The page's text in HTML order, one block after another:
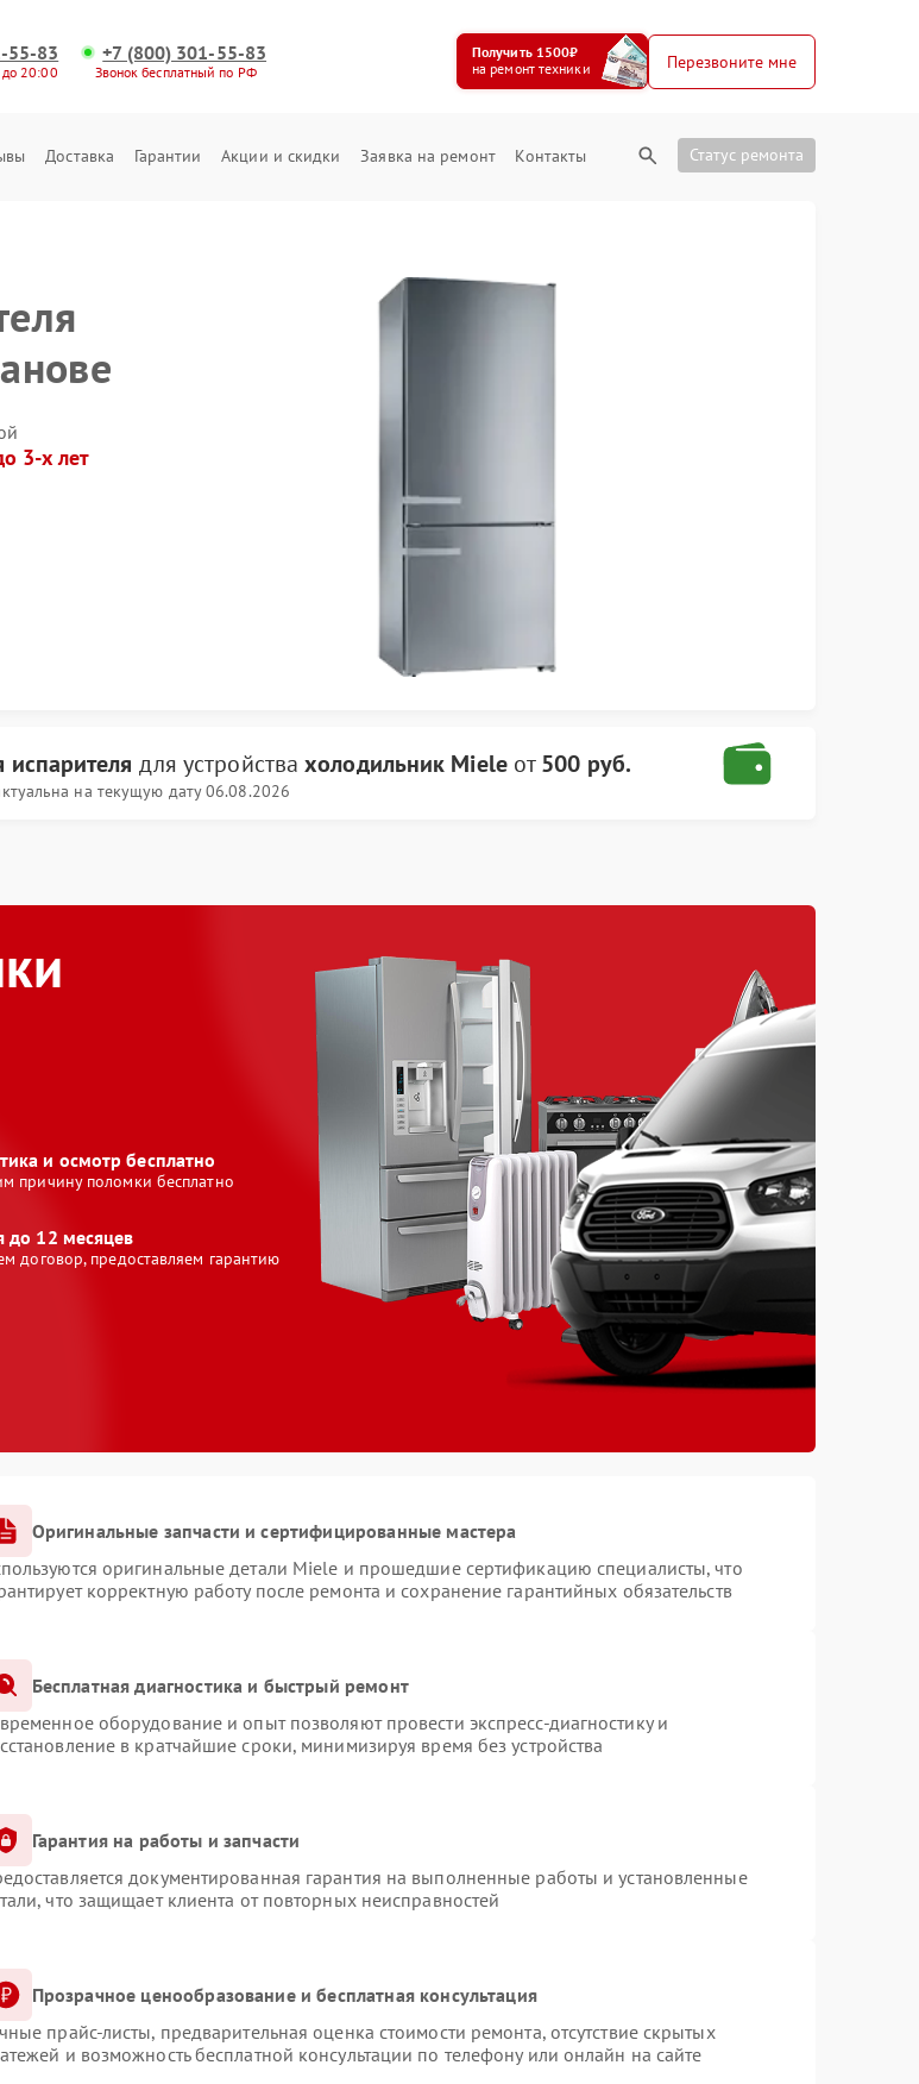
55-83
до 20:00
+7 (800) 301-55-83
Звонок бесплатный по РФ
Получить 1500₽
на ремонт техники
Перезвоните мне
Доставка Гарантии Акции и скидки Заявка на ремонт Контакты Статус ремонта
3-х лет
испарителя для устройствахолодильник Mieleот500 руб.
на текущую дату 06.08.2026
и осмотр бесплатно
причину поломки бесплатно
до 12 месяцев
договор, предоставляем гарантию
Оригинальные запчасти и сертифицированные мастера
оригинальные детали Miele и прошедшие сертификацию специалисты, что
корректную работу после ремонта и сохранение гарантийных обязательств
Бесплатная диагностика и быстрый ремонт
оборудование и опыт позволяют провести экспресс-диагностику и
в кратчайшие сроки, минимизируя время без устройства
Гарантия на работы и запчасти
документированная гарантия на выполненные работы и установленные
что защищает клиента от повторных неисправностей
Прозрачное ценообразование и бесплатная консультация
прайс-листы, предварительная оценка стоимости ремонта, отсутствие скрытых
и возможность бесплатной консультации по телефону или онлайн на сайте